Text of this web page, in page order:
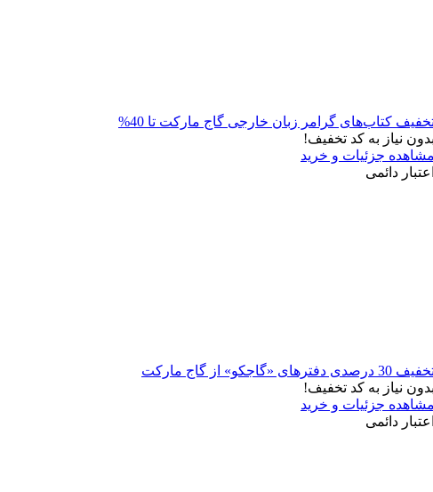
کتاب‌های گرامر زبان خارجی گاج مارکت تا 40%
نیاز به کد تخفیف!
جزئیات و خرید
دائمی
30 درصدی دفترهای «گاجکو» از گاج مارکت
نیاز به کد تخفیف!
جزئیات و خرید
دائمی